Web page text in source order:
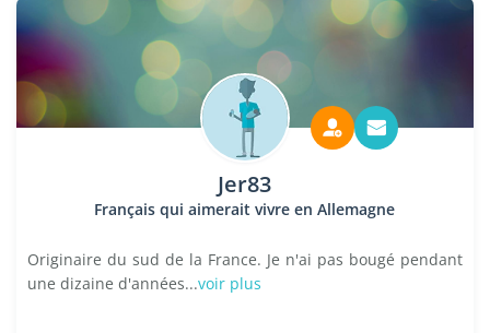
Jer83
Français qui aimerait vivre en Allemagne
Originaire du sud de la France. Je n'ai pas bougé pendant
une dizaine d'années...voir plus